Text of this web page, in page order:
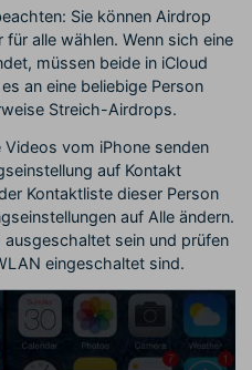
Sie können Airdrop
alle wählen. Wenn sich eine
müssen beide in iCloud
an eine beliebige Person
Streich-Airdrops.
Videos vom iPhone senden
auf Kontakt
Kontaktliste dieser Person
auf Alle ändern.
sein und prüfen
eingeschaltet sind.